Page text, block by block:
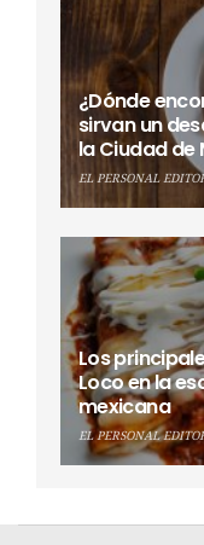
¿Dónde
sirvan un
la Ciudad de
EL PERSONAL
Los
Loco en la
mexicana
EL PERSONAL